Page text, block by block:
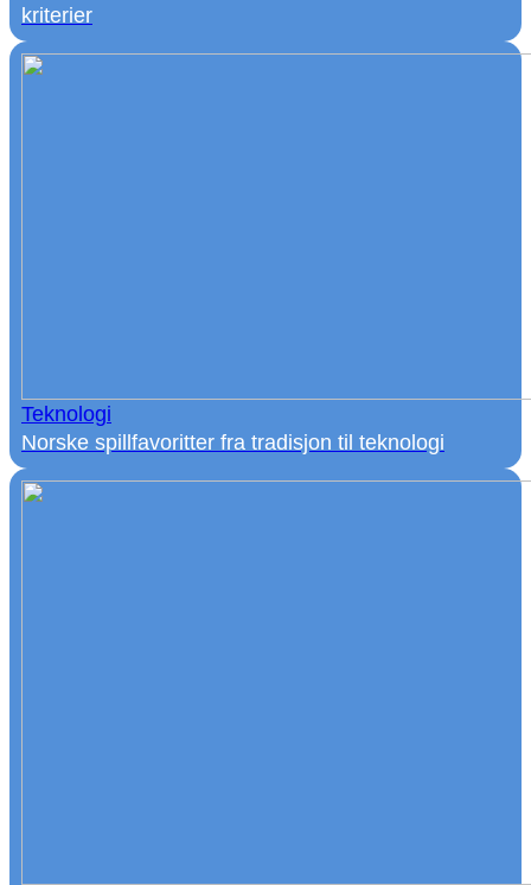
kriterier
Teknologi
Norske spillfavoritter fra tradisjon til teknologi